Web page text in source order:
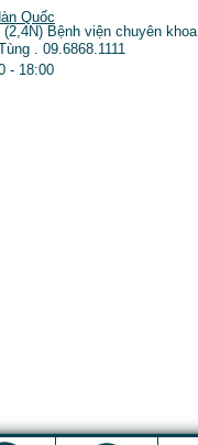
Quốc
(2,4N) Bệnh viện chuyên khoa
. 09.6868.1111
- 18:00